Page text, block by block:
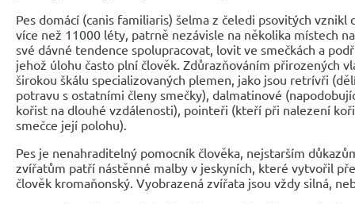
Pes domácí (canis familiaris) šelma z čeledi psovitých
více než 11000 léty, patrně nezávisle na několika místech
své dávné tendence spolupracovat, lovit ve smečkách a
jehož úlohu často plní člověk. Zdůrazňováním přirozených
širokou škálu specializovaných plemen, jako jsou retrívři
potravu s ostatními členy smečky), dalmatinové
kořist na dlouhé vzdálenosti), pointeři (kteří při nalezení
smečce její polohu).
Pes je nenahraditelný pomocník člověka, nejstarším
zvířatům patří nástěnné malby v jeskyních, které vytvořil
člověk kromaňonský. Vyobrazená zvířata jsou vždy silná,